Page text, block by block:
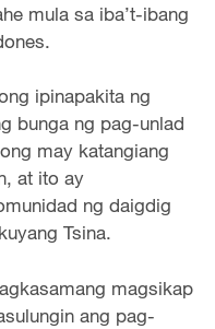
mula sa iba’t-ibang
ipinapakita ng
bunga ng pag-unlad
may katangiang
at ito ay
ng daigdig
Tsina.
magsikap
ang pag-